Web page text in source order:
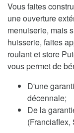
Vous faites
une ouverture
menuiserie, mais
huisserie, faites
roulant et store
vous permet de
D'une
décennale;
De la
(Franciaflex,